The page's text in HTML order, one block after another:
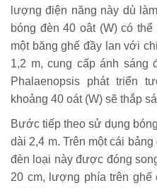
lượng điện năng này dù
bóng đèn 40 oât (W) có
một băng ghế đầy lan với
1,2 m, cung cấp ánh sáng
Phalaenopsis phát triển
khoảng 40 oát (W) sẽ thắp
Bước tiếp theo sử dụng
dài 2,4 m. Trên một cái
đèn loại này được đóng
20 cm, lượng phía trên ghế